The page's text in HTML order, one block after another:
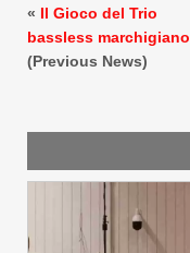
« Il Gioco del Trio
bassless marchigiano
(Previous News)